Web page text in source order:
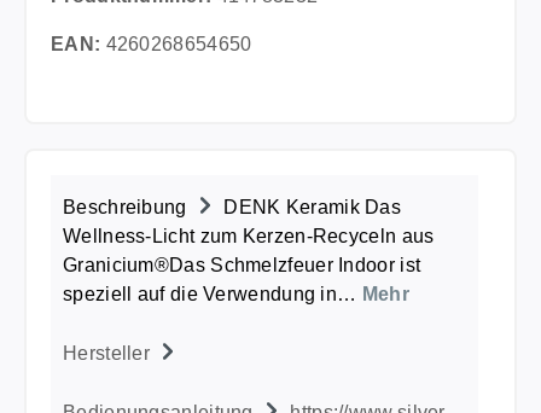
EAN: 4260268654650
Beschreibung
DENK Keramik Das
Wellness-Licht zum Kerzen-Recyceln aus
Granicium®Das Schmelzfeuer Indoor ist
speziell auf die Verwendung in… Mehr
Hersteller